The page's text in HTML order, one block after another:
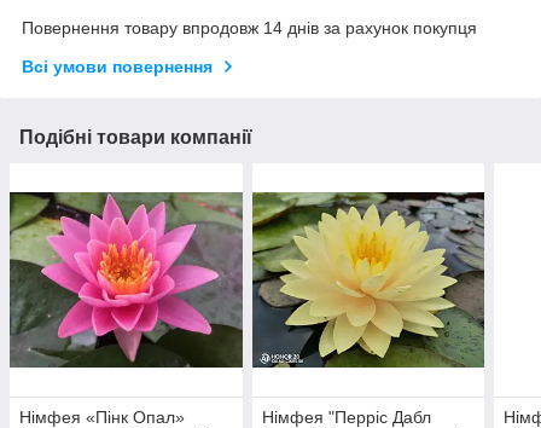
Повернення товару впродовж 14 днів за рахунок покупця
Всі умови повернення
Подібні товари компанії
Німфея «Пінк Опал»
Німфея "Перріс Дабл